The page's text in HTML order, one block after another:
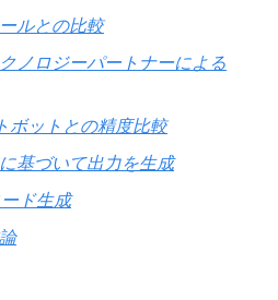
ルとの比較
ノロジーパートナーによる
ボットとの精度比較
基づいて出力を生成
ド生成